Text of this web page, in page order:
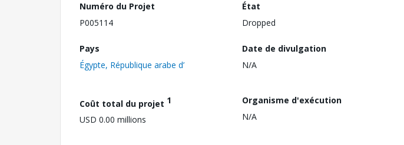
Numéro du Projet
P005114
État
Dropped
Pays
Égypte, République arabe d’
Date de divulgation
N/A
Coût total du projet 1
USD 0.00 millions
Organisme d'exécution
N/A